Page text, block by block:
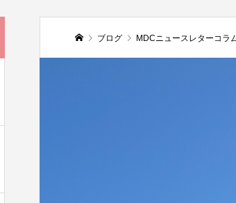
ブログ MDCニュースレターコラ